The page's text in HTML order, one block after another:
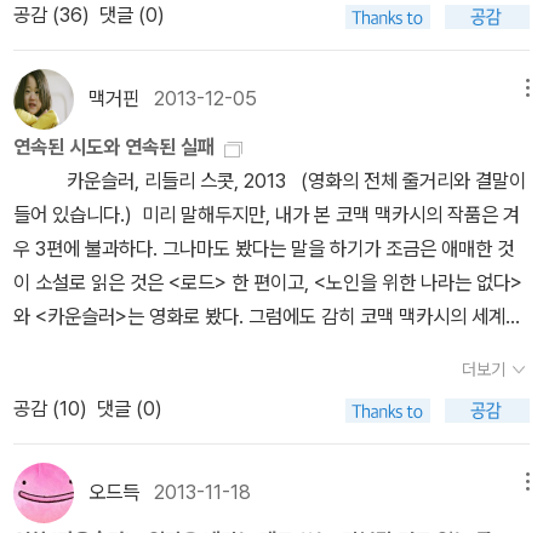
상을 뛰어넘을 가능성이 크죠. 이제 그만 뭘 주문할지 정할까요? 배
고파 죽을 지경이에요. - P162
는 계획처럼 느껴졌다가 한다. 이런 모호함은 있어빌리티를 추구하는
사람들에게는 파도파도 끝없는 금맥과도 같다! 그러나 나로서는 죽
기 전까지 읽어도 매카시를 속속들이 이해하는 경지에 이르지는 못
할 걸? --- 읽는 ---궁극의 리스트 / 움베르토 에코이야기하는 법
/ 양자오너무 맛있어서 잠 못 드는 세계지리 / Gary Fuller페미니스
트까진 아니지만 / 박은지하마터면 얼심히 살 뻔 했다 / 하완이효석문
학상 수상작품집 2020 / 최윤 외무례한 시대를 품위 있게 건너는 법
참을 수 있어야지. 얘야 뉴턴아, 내 새끼 아이작 뉴턴아, 만유인력의
법칙을 발견하면 돈이 나온다니 쌀이 나온다니. 어머니, 들어보세요.
그러니까 어느 날, 제가 사과나무 아래 누워 있었는데 사과가 갑자기
제 머리 위로 뚝, 아이고 뉴턴아 아이작 뉴턴아, 과수원에 갔으면 사과
나 딸 일이지 그걸 그래 게을러 가지고 드러누워 있으니 사과한테도
얻어터지고 다니지, 아이고 속 터져. 아니 어머니 사람 말을 끝까지 좀
들어보세요, 하여간 그래서 제가 발견한 법칙이 세상 사람들한테 널
리 인정을 받았어요. 그래 그래 그것 참 좋~겠구나. 그래서 제가 케임
브리지 대학교 교수도 되고, 왕실로부터 기사 작위도 받았습니다. 어
머니, 우린 이제 귀족이에요! 그러는 거야 글쎄? 아니 이게 말이 돼?
양치기도 못 하던 우리 아들놈이 글쎄 작위를 받았대 글쎄! 믿어져?
개작두를 대령하라……. 당연히 농담입니다. --- 읽은 --- 1
76. 프로이트 패러다임맹정현 지음 / 위고 / 2015 syo는 프로이트
를, 귀여운 멍뭉이를 대하는 마음으로 읽는다. 오구오구 그래쩌여~?
성욕이 있어쩌여~? 남근선망 때문이에여~? 여긴 이미 21세기고, 세
는 아니다(<정원사의 아들>이 그의 첫 시나리오였군). 정리하자면,
<로드>와 <노인을 위한 나라는 없다> 외에 매카시의 작품을 더 다룬
다면, <핏빛 자오선>과 <모두 다 예쁜 말들>이 일순위라는 것. 그리
고 <국경을 넘어>와 <평원의 도시들>이 그 다음 순위의 후보가 되겠
다. 그의 책이 더 소개되기 전까지는 말이다...17. 07. 19.
초적인 질문에 대한 심오하고 진지한 이야기를 담아냈다. 독특한 형
식과 내용으로 호평 받은 <선셋 리미티드>는 출간 이후 꾸준히 연극
무대에 올려졌고, 2011년에는 코맥 매카시의 열렬한 팬임을 자처하
는 토미 리 존스의 연출로 HBO 채널에서 드라마영화로 제작되었다.
주연 캐스팅도 화제였는데, 연출을 맡은 토미 리 존스가 백인 역할을
겸했고 새뮤얼 L. 잭슨이 흑인으로 분했다. 주요 작품들이 모두 영화
화되고 있는 것도 매카시의 특징이라면 특징이겠다. 작품은 아직 읽
어보지 않았지만 이왕이면 영화까지도 보고 싶다. 사실 전작 <카운슬
러>의 영화판은 평단의 혹평을 받았지만 나로선 재미있었다(훌륭한
작가가 반드시 훌륭한 시나리오까지 쓰는 건 아니라는 걸 확인하는
즐거움도 있었고). 국내에서는 <로드>와 <노인을 위한 나라는 없
다>로 유명하지만 코맥 매카시의 명성을 높여준 건 <모두 다 예쁜 말
하면 '코맥 매카시의 세계'가 된다. 언젠가 이 작품들에 대해서도 차례
로 정독하고 강의해보고 싶은 욕심을 갖고 있는데, 올해 어렵다면 내
공감 (36) 댓글 (0)
맥거핀 2013-12-05
연속된 시도와 연속된 실패
카운슬러, 리들리 스콧, 2013 (영화의 전체 줄거리와 결말이
들어 있습니다.) 미리 말해두지만, 내가 본 코맥 맥카시의 작품은 겨
우 3편에 불과하다. 그나마도 봤다는 말을 하기가 조금은 애매한 것
이 소설로 읽은 것은 <로드> 한 편이고, <노인을 위한 나라는 없다>
와 <카운슬러>는 영화로 봤다. 그럼에도 감히 코맥 맥카시의 세계에
놓인 자들의 세계이다. 잘못된 시간에 잘못된 공간에 불려나와 서있
는 사람들. 그들은 보지 말아야 할 세계, 혹은 보지 않는 것이 더 좋았
을 세계를 본다. 예를 들어 그들은 <로드>에서는 모든 것이 끝장나버
린 이후의 세계 어느틈에 놓여져 있고, <노인을 위한 나라는 없다>에
서는 안보는 것이 더 좋았을 단발머리 사신 안톤 쉬거를 본다. 그것은
더보기
공감 (10) 댓글 (0)
오드득 2013-11-18